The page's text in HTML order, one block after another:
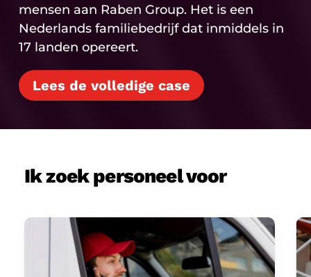
mensen aan Raben Group. Het is een
Nederlands familiebedrijf dat inmiddels in
17 landen opereert.
Lees de volledige case
Ik zoek personeel voor
Transport